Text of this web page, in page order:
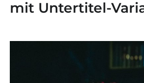
mit Untertitel-